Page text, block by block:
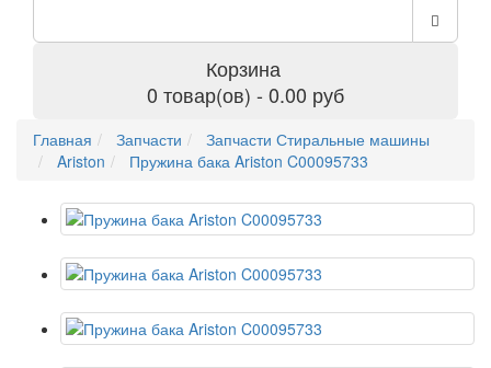
Корзина
0 товар(ов) - 0.00 руб
Главная Запчасти
Запчасти Стиральные машины
Ariston
Пружина бака Ariston C00095733